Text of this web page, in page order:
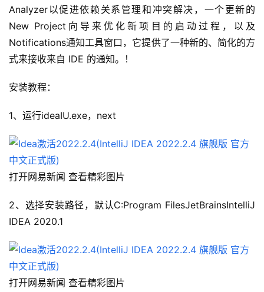
Analyzer以促进依赖关系管理和冲突解决，一个更新的
New Project向导来优化新项目的启动过程，以及
Notifications通知工具窗口，它提供了一种新的、简化的方
式来接收来自 IDE 的通知。！
安装教程：
1、运行ideaIU.exe，next
打开网易新闻 查看精彩图片
2、选择安装路径，默认C:Program FilesJetBrainsIntelliJ
IDEA 2020.1
打开网易新闻 查看精彩图片